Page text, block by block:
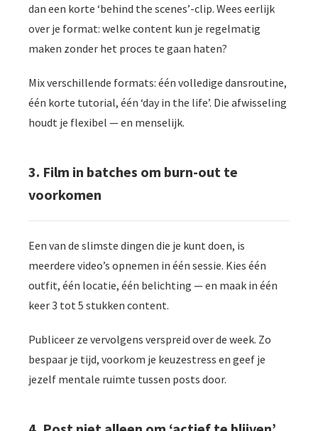
dan een korte ‘behind the scenes’-clip. Wees eerlijk
over je format: welke content kun je regelmatig
maken zonder het proces te gaan haten?
Mix verschillende formats: één volledige dansroutine,
één korte tutorial, één ‘day in the life’. Die afwisseling
houdt je flexibel — en menselijk.
3. Film in batches om burn-out te
voorkomen
Een van de slimste dingen die je kunt doen, is
meerdere video’s opnemen in één sessie. Kies één
outfit, één locatie, één belichting — en maak in één
keer 3 tot 5 stukken content.
Publiceer ze vervolgens verspreid over de week. Zo
bespaar je tijd, voorkom je keuzestress en geef je
jezelf mentale ruimte tussen posts door.